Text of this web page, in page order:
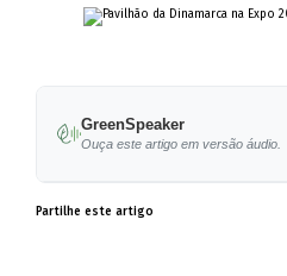
GreenSpeaker
Ouça este artigo em versão áudio.
Partilhe este artigo